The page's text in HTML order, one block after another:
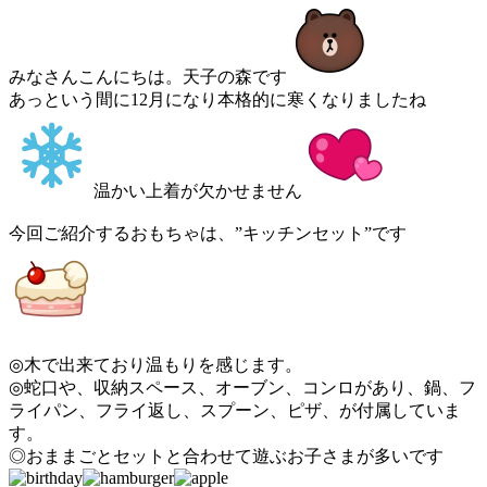
みなさんこんにちは。天子の森です
あっという間に12月になり本格的に寒くなりましたね
温かい上着が欠かせません
今回ご紹介するおもちゃは、”キッチンセット”です
◎木で出来ており温もりを感じます。
◎蛇口や、収納スペース、オーブン、コンロがあり、鍋、フ
ライパン、フライ返し、スプーン、ピザ、が付属していま
す。
◎おままごとセットと合わせて遊ぶお子さまが多いです